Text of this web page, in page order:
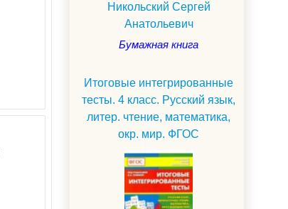
Никольский Сергей
Анатольевич
Бумажная книга
Итоговые интегрированные
тесты. 4 класс. Русский язык,
литер. чтение, математика,
окр. мир. ФГОС